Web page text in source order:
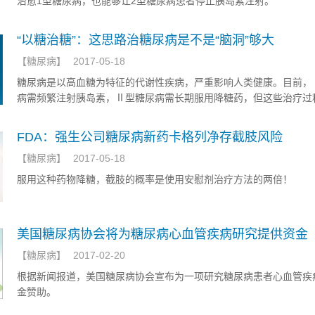
“以糖治糖”：这思路治糖尿病是不是“脑洞”够大
【糖尿病】
2017-05-18
糖尿病是以高血糖为特征的代谢性疾病，严重影响人类健康。目前
病需频繁注射胰岛素，Ⅱ型糖尿病需长期服用降糖药，但这些治疗过
研发不打胰岛素、不吃降糖药的新产品来治疗糖尿病。5月16日，一
糖”的新成果在顶级化学期刊《美国化学会志》上发表，同济大学高分
系研究生萧雨芬和孙辉为论文第一作者，杜建忠教授为通讯作者。
FDA：强生公司糖尿病新药卡格列净存截肢风险
【糖尿病】
2017-05-18
服用这种药物降糖，截肢的概率是使用安慰剂治疗方法的两倍！
美国糖尿病协会将为糖尿病心血管疾病研究提供资金
【糖尿病】
2017-02-20
根据新闻报道，美国糖尿病协会宣布为一项研究糖尿病患者心血管疾
金赞助。